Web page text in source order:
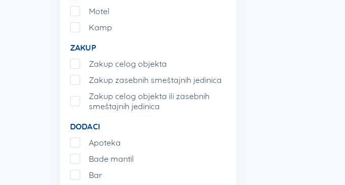
Motel
Kamp
ZAKUP
Zakup celog objekta
Zakup zasebnih smeštajnih jedinica
Zakup celog objekta ili zasebnih
smeštajnih jedinica
DODACI
Apoteka
Bade mantil
Bar